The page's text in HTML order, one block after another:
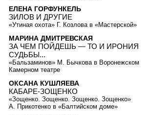
ЕЛЕНА ГОРФУНКЕЛЬ
ЗИЛОВ И ДРУГИЕ
«Утиная охота» Г. Козлова в «Мастерской»
МАРИНА ДМИТРЕВСКАЯ
ЗА ЧЕМ ПОЙДЕШЬ — ТО И ИРОНИЯ
СУДЬБЫ...
«Бальзаминов» М. Бычкова в Воронежском
Камерном театре
ОКСАНА КУШЛЯЕВА
КАБАРЕ-ЗОЩЕНКО
«Зощенко. Зощенко. Зощенко. Зощенко»
А. Прикотенко в «Балтийском доме»